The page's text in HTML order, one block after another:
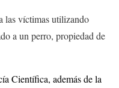
las víctimas utilizando
a un perro, propiedad de
Científica, además de la